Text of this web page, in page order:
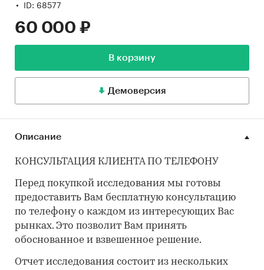
ID: 68577
60 000 ₽
В корзину
Демоверсия
Описание
КОНСУЛЬТАЦИЯ КЛИЕНТА ПО ТЕЛЕФОНУ
Перед покупкой исследования мы готовы
предоставить Вам бесплатную консультацию
по телефону о каждом из интересующих Вас
рынках. Это позволит Вам принять
обоснованное и взвешенное решение.
Отчет исследования состоит из нескольких